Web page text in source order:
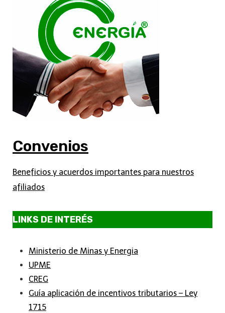
Convenios
Beneficios y acuerdos importantes para nuestros
afiliados
LINKS DE INTERÉS
Ministerio de Minas y Energia
UPME
CREG
Guía aplicación de incentivos tributarios – Ley
1715